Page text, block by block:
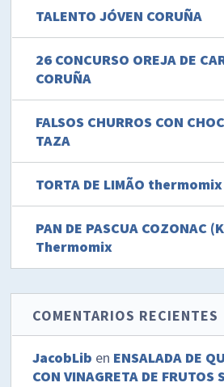
TALENTO JÓVEN CORUÑA
26 CONCURSO OREJA DE
CORUÑA
FALSOS CHURROS CON
TAZA
TORTA DE LIMÃO thermomix
PAN DE PASCUA COZONAC
Thermomix
COMENTARIOS RECIENTES
JacobLib en ENSALADA DE
CON VINAGRETA DE FRUTOS